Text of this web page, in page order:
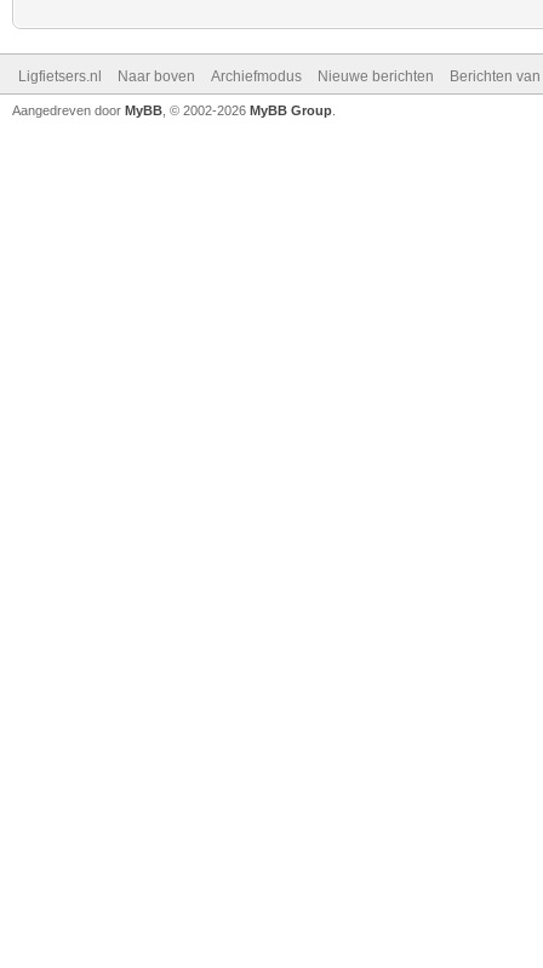
Ligfietsers.nl Naar boven Archiefmodus Nieuwe berichten Berichten
Aangedreven door MyBB , © 2002-2026 MyBB Group